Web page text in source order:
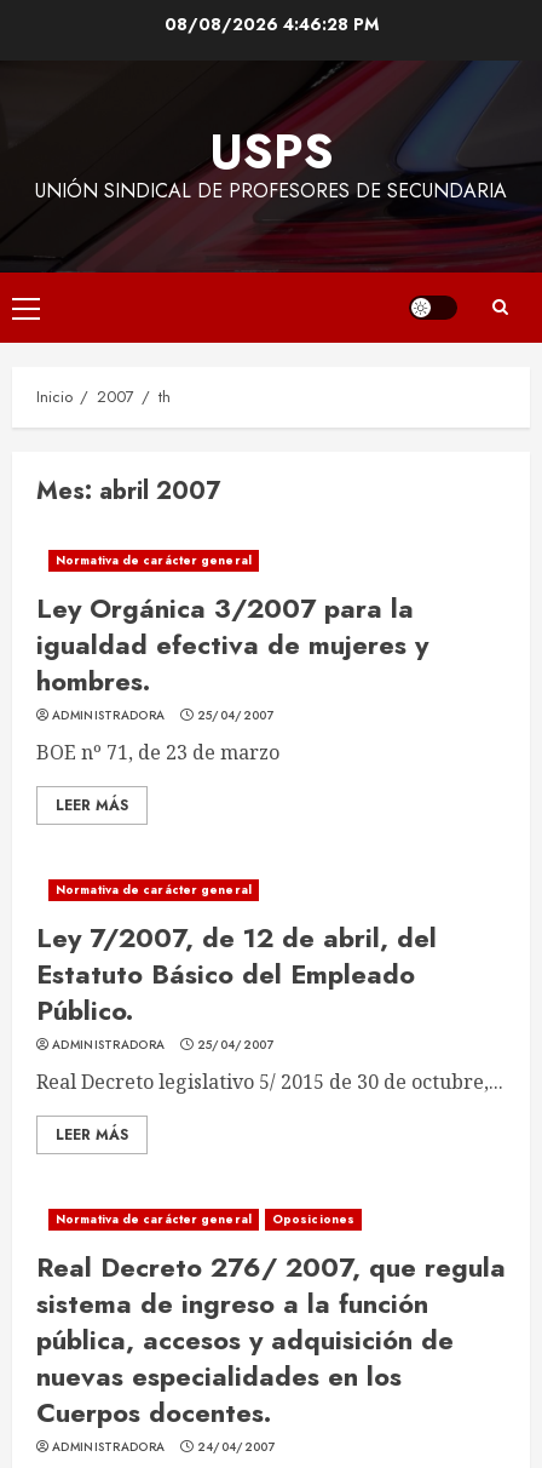
08/08/2026 4:46:28 PM
USPS
UNIÓN SINDICAL DE PROFESORES DE SECUNDARIA
Menú
principal
Inicio 2007 th
Mes: abril 2007
Normativa de carácter general
Ley Orgánica 3/2007 para la
igualdad efectiva de mujeres y
hombres.
ADMINISTRADORA 25/04/2007
BOE nº 71, de 23 de marzo
LEER MÁS
Normativa de carácter general
Ley 7/2007, de 12 de abril, del
Estatuto Básico del Empleado
Público.
ADMINISTRADORA 25/04/2007
Real Decreto legislativo 5/ 2015 de 30 de octubre,...
LEER MÁS
Normativa de carácter general Oposiciones
Real Decreto 276/ 2007, que regula
sistema de ingreso a la función
pública, accesos y adquisición de
nuevas especialidades en los
Cuerpos docentes.
ADMINISTRADORA 24/04/2007